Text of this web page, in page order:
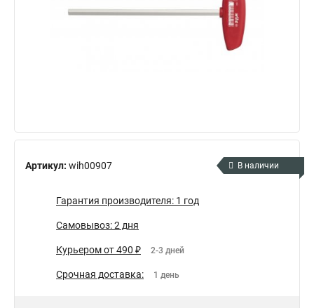
Артикул: wih00907 В наличии
Гарантия производителя: 1 год
Самовывоз: 2 дня
Курьером от 490 ₽ 2-3 дней
Срочная доставка: 1 день